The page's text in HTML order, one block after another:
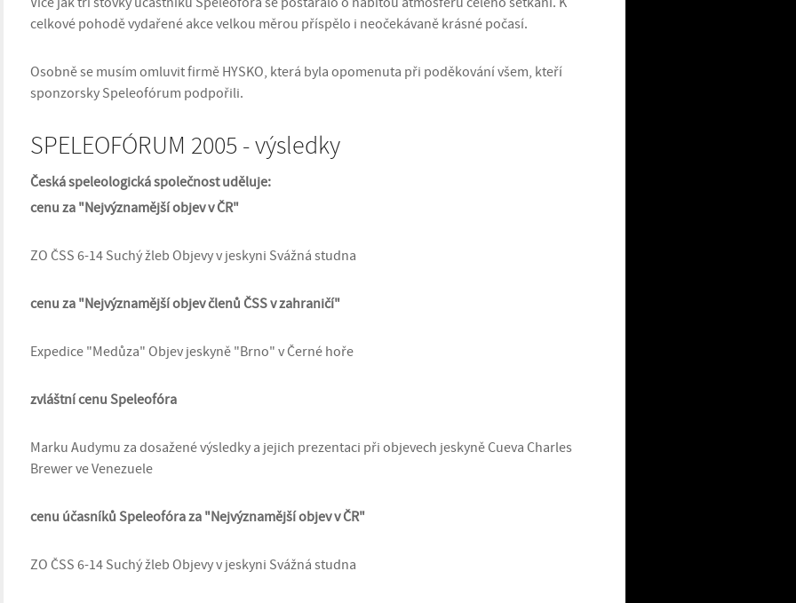
celkové pohodě vydařené akce velkou měrou příspělo i neočekávaně krásné počasí.
Osobně se musím omluvit firmě HYSKO, která byla opomenuta při poděkování všem, kteří
sponzorsky Speleofórum podpořili.
SPELEOFÓRUM 2005 - výsledky
Česká speleologická společnost uděluje:
cenu za "Nejvýznamější objev v ČR"
ZO ČSS 6-14 Suchý žleb Objevy v jeskyni Svážná studna
cenu za "Nejvýznamější objev členů ČSS v zahraničí"
Expedice "Medůza" Objev jeskyně "Brno" v Černé hoře
zvláštní cenu Speleofóra
Marku Audymu za dosažené výsledky a jejich prezentaci při objevech jeskyně Cueva Charles
Brewer ve Venezuele
cenu účasníků Speleofóra za "Nejvýznamější objev v ČR"
ZO ČSS 6-14 Suchý žleb Objevy v jeskyni Svážná studna